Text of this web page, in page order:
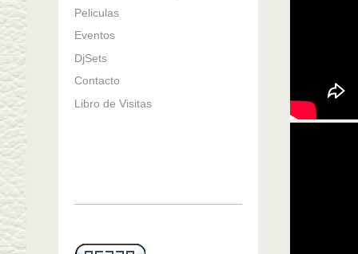
Peliculas
Eventos
DjSets
Contacto
Libro de Visitas